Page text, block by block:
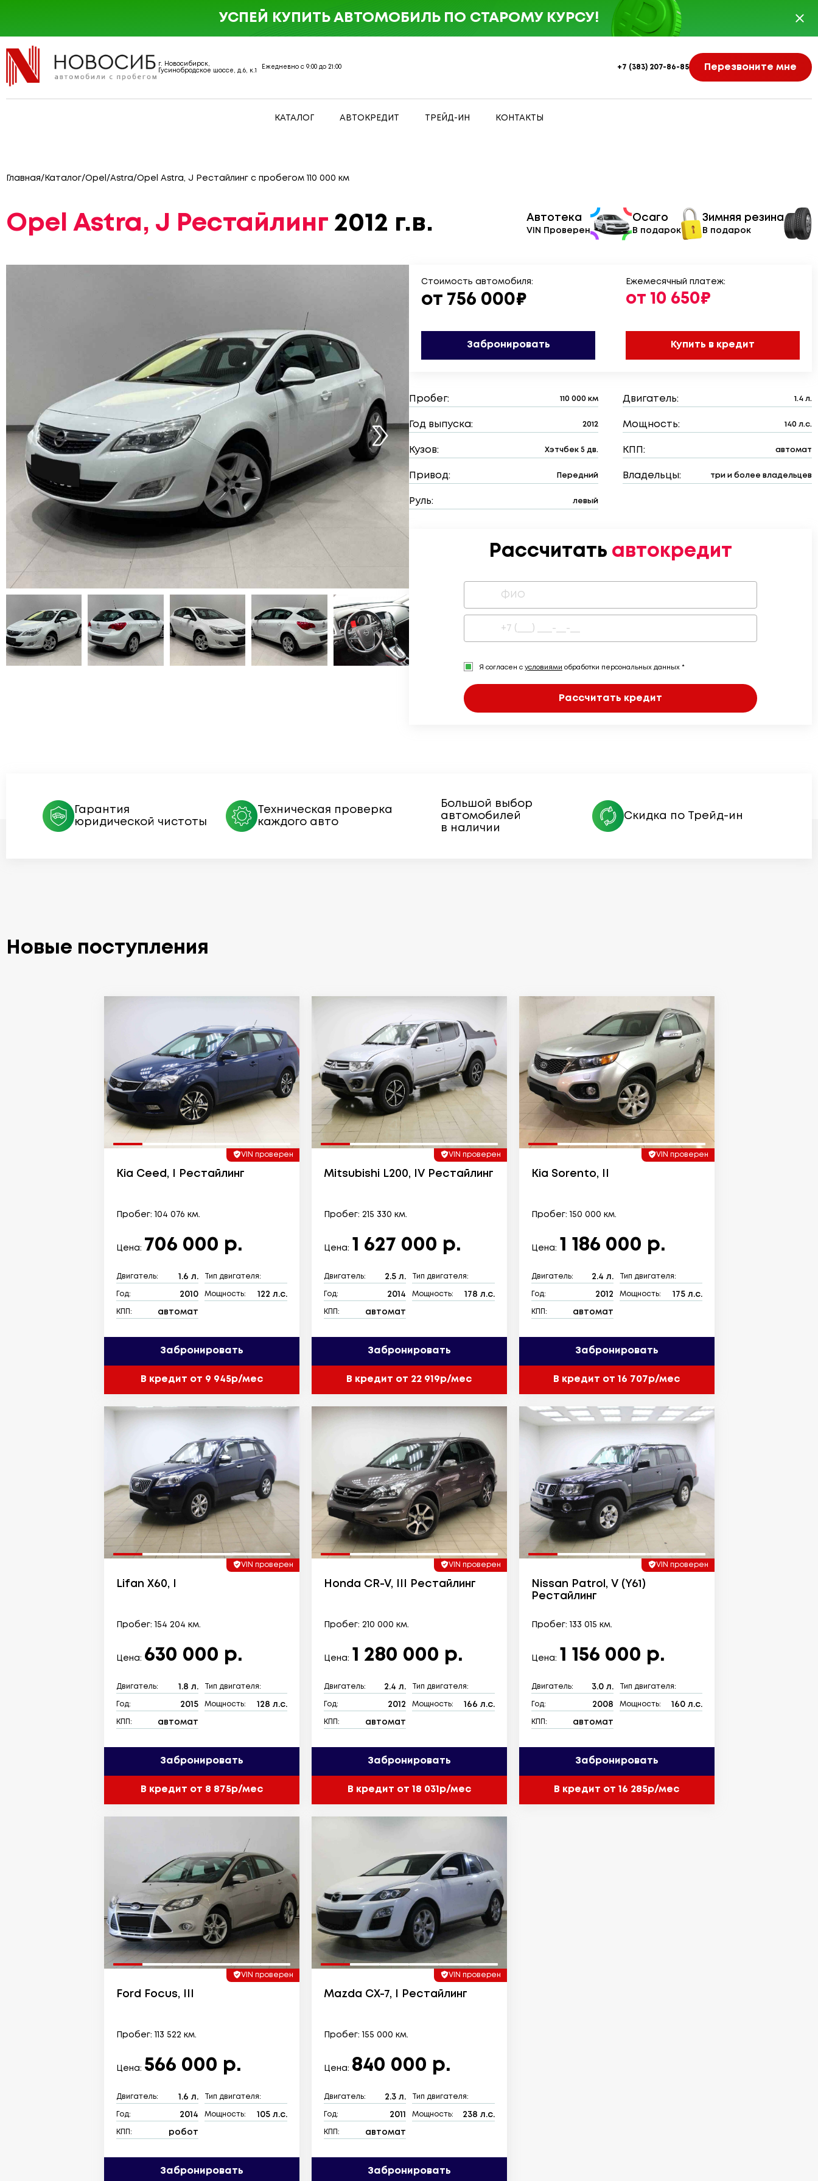
г. Новосибирск,
Гусинобродское шоссе, д.6, к.1
Ежедневно с 9:00 до 21:00 +7 (383) 207-86-85 Перезвоните мне
КАТАЛОГ АВТОКРЕДИТ ТРЕЙД-ИН КОНТАКТЫ
УСПЕЙ КУПИТЬ АВТОМОБИЛЬ ПО СТАРОМУ КУРСУ!
Главная/ Каталог/Opel /Astra/Opel Astra, J Рестайлинг с пробегом 110 000 км
Opel Astra, J Рестайлинг 2012 г.в. Автотека
VIN Проверен
Осаго
В подарок
Зимняя резина
В подарок
Стоимость автомобиля:
от 756 000₽
Забронировать
Ежемесячный платеж:
от 10 650₽
Купить в кредит
Пробег: 110 000 км Двигатель: 1.4 л.
Год выпуска: 2012 Мощность: 140 л.с.
Кузов: Хэтчбек 5 дв. КПП: автомат
Привод: Передний Владельцы: три и более владельцев
Руль: левый
Рассчитать автокредит
Я согласен с условиями обработки персональных данных *
Рассчитать кредит
Гарантия
юридической чистоты
Техническая проверка
каждого авто
Большой выбор
автомобилей
в наличии
Скидка по Трейд-ин
Новые поступления
VIN проверен
Kia Ceed, I Рестайлинг
Пробег: 104 076 км.
Цена: 706 000 р.
Двигатель: 1.6 л. Тип двигателя:
Год: 2010 Мощность: 122 л.с.
КПП: автомат
Забронировать
В кредит от 9 945р/мес
VIN проверен
Mitsubishi L200, IV Рестайлинг
Пробег: 215 330 км.
Цена: 1 627 000 р.
Двигатель: 2.5 л. Тип двигателя:
Год: 2014 Мощность: 178 л.с.
КПП: автомат
Забронировать
В кредит от 22 919р/мес
VIN проверен
Kia Sorento, II
Пробег: 150 000 км.
Цена: 1 186 000 р.
Двигатель: 2.4 л. Тип двигателя:
Год: 2012 Мощность: 175 л.с.
КПП: автомат
Забронировать
В кредит от 16 707р/мес
VIN проверен
Lifan X60, I
Пробег: 154 204 км.
Цена: 630 000 р.
Двигатель: 1.8 л. Тип двигателя:
Год: 2015 Мощность: 128 л.с.
КПП: автомат
Забронировать
В кредит от 8 875р/мес
VIN проверен
Honda CR-V, III Рестайлинг
Пробег: 210 000 км.
Цена: 1 280 000 р.
Двигатель: 2.4 л. Тип двигателя:
Год: 2012 Мощность: 166 л.с.
КПП: автомат
Забронировать
В кредит от 18 031р/мес
VIN проверен
Nissan Patrol, V (Y61)
Рестайлинг
Пробег: 133 015 км.
Цена: 1 156 000 р.
Двигатель: 3.0 л. Тип двигателя:
Год: 2008 Мощность: 160 л.с.
КПП: автомат
Забронировать
В кредит от 16 285р/мес
VIN проверен
Ford Focus, III
Пробег: 113 522 км.
Цена: 566 000 р.
Двигатель: 1.6 л. Тип двигателя:
Год: 2014 Мощность: 105 л.с.
КПП: робот
Забронировать
VIN проверен
Mazda CX-7, I Рестайлинг
Пробег: 155 000 км.
Цена: 840 000 р.
Двигатель: 2.3 л. Тип двигателя:
Год: 2011 Мощность: 238 л.с.
КПП: автомат
Забронировать